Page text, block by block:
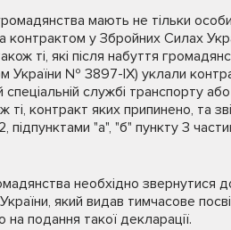
мають не тільки
у Збройних Силах
ті, які після набуття
України № 3897-ІХ) уклали
службі транспорту або
контракт яких припинено, та
підпунктами "а", "б" пункту 3
необхідно звернутися
який видав тимчасове
подання такої декларації.